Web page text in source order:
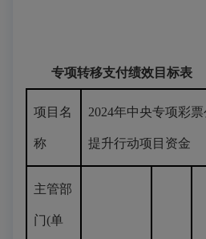
专项转移支付绩效目标表
项目名
称
2024年中央专项彩
提升行动项目资金
主管部
门(单